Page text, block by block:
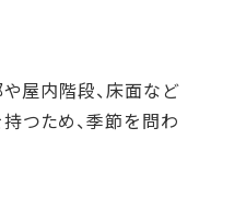
屋内階段、床面など
つため、季節を問わ